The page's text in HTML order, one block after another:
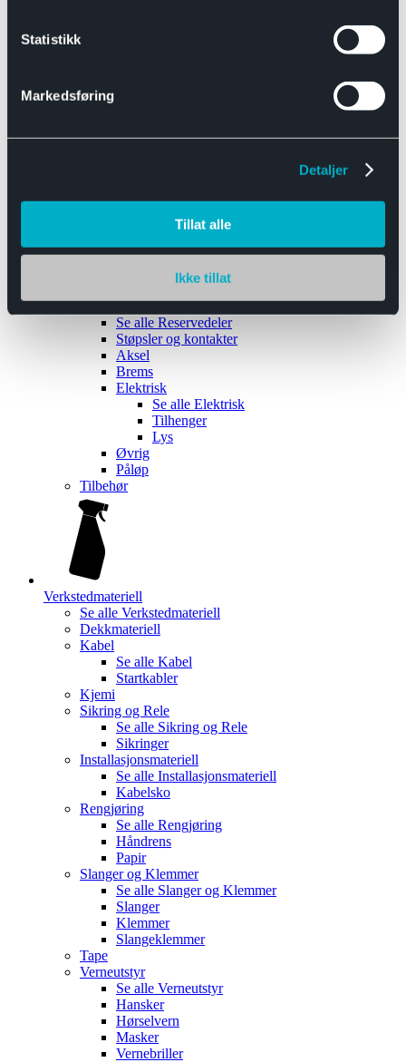
Statistikk
Markedsføring
Detaljer
Tillat alle
Ikke tillat
Båthengere
Reservedeler
Se alle Reservedeler
Støpsler og kontakter
Aksel
Brems
Elektrisk
Se alle Elektrisk
Tilhenger
Lys
Øvrig
Påløp
Tilbehør
Verkstedmateriell
Se alle Verkstedmateriell
Dekkmateriell
Kabel
Se alle Kabel
Startkabler
Kjemi
Sikring og Rele
Se alle Sikring og Rele
Sikringer
Installasjonsmateriell
Se alle Installasjonsmateriell
Kabelsko
Rengjøring
Se alle Rengjøring
Håndrens
Papir
Slanger og Klemmer
Se alle Slanger og Klemmer
Slanger
Klemmer
Slangeklemmer
Tape
Verneutstyr
Se alle Verneutstyr
Hansker
Hørselvern
Masker
Vernebriller